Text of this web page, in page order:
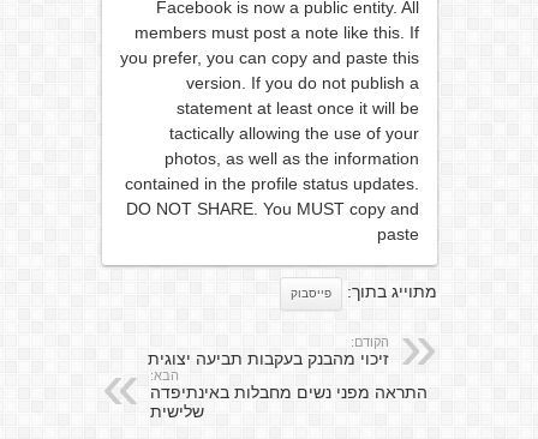
Facebook is now a public entity. All
members must post a note like this. If
you prefer, you can copy and paste this
version. If you do not publish a
statement at least once it will be
tactically allowing the use of your
photos, as well as the information
contained in the profile status updates.
DO NOT SHARE. You MUST copy and
paste
מתוייג בתוך: פייסבוק
הקודם:
זיכוי מהבנק בעקבות תביעה יצוגית
הבא:
התראה מפני נשים מחבלות באינתיפדה
שלישית